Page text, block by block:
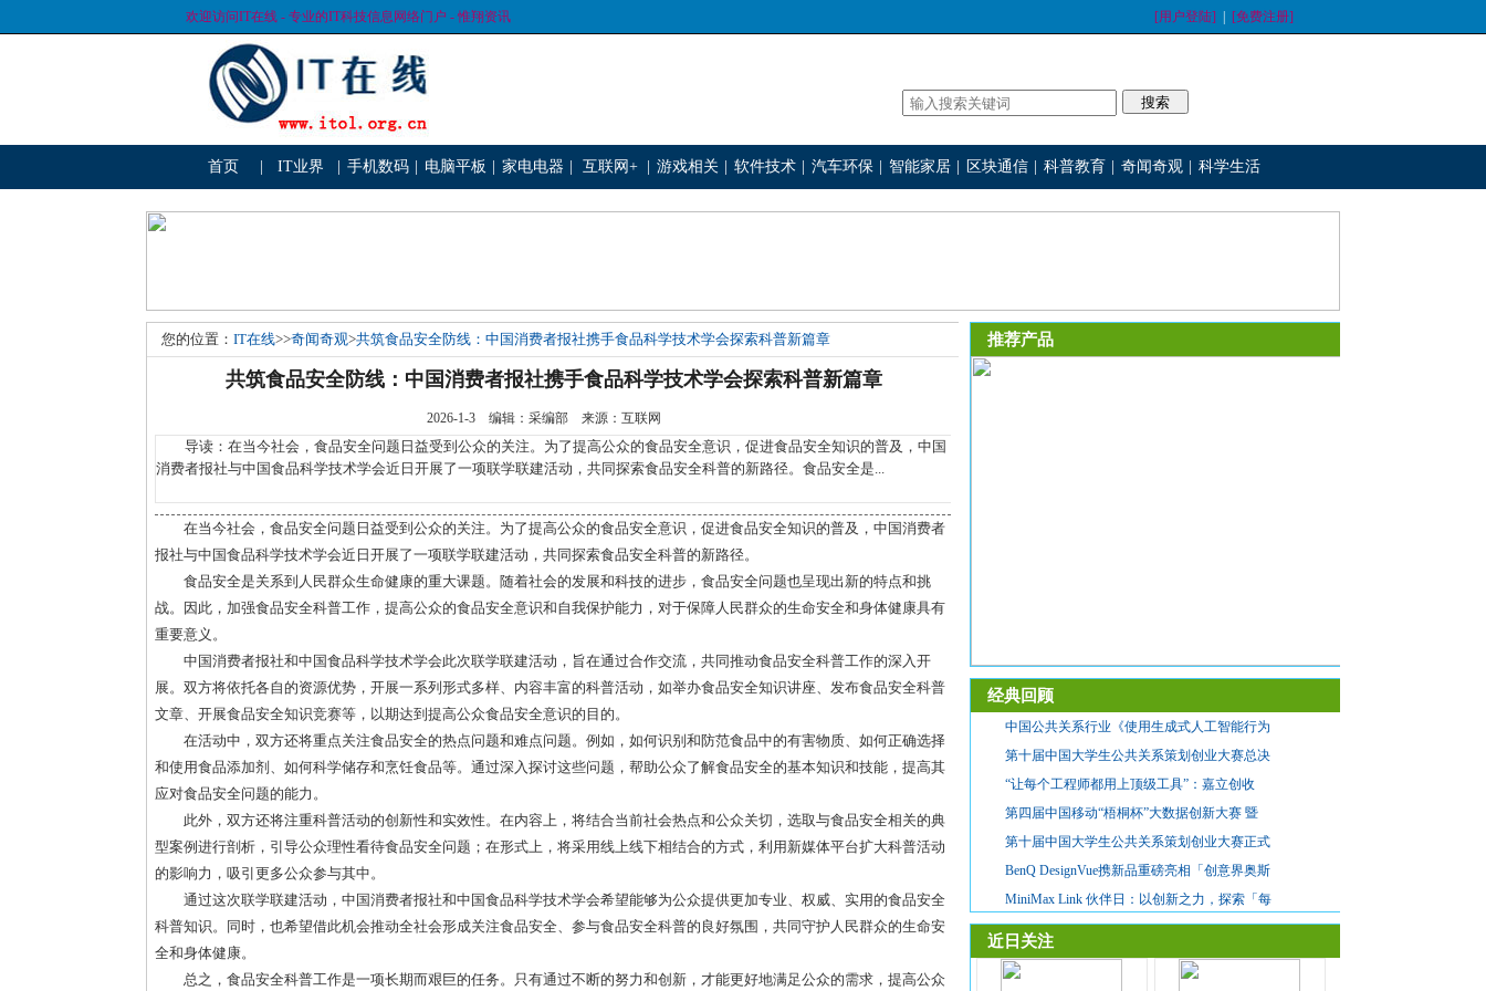
欢迎访问IT在线 - 专业的IT科技信息网络门户 - 惟翔资讯 [用户登陆] [免费注册]
首页 IT业界 手机数码 电脑平板 家电电器 互联网+ 游戏相关 软件技术 汽车环保 智能家居 区块通信 科普教育 奇闻奇观 科学生活
您的位置： IT在线>>奇闻奇观>共筑食品安全防线：中国消费者报社携手食品科学技术学会探索科普新篇章
共筑食品安全防线：中国消费者报社携手食品科学技术学会探索科普新篇章
2026-1-3 编辑：采编部 来源：互联网
导读：在当今社会，食品安全问题日益受到公众的关注。为了提高公众的食品安全意识，促进食品安全知识的普及，中国
消费者报社与中国食品科学技术学会近日开展了一项联学联建活动，共同探索食品安全科普的新路径。食品安全是...
在当今社会，食品安全问题日益受到公众的关注。为了提高公众的食品安全意识，促进食品安全知识的普及，中国消费者
报社与中国食品科学技术学会近日开展了一项联学联建活动，共同探索食品安全科普的新路径。
食品安全是关系到人民群众生命健康的重大课题。随着社会的发展和科技的进步，食品安全问题也呈现出新的特点和挑
战。因此，加强食品安全科普工作，提高公众的食品安全意识和自我保护能力，对于保障人民群众的生命安全和身体健康具有
重要意义。
中国消费者报社和中国食品科学技术学会此次联学联建活动，旨在通过合作交流，共同推动食品安全科普工作的深入开
展。双方将依托各自的资源优势，开展一系列形式多样、内容丰富的科普活动，如举办食品安全知识讲座、发布食品安全科普
文章、开展食品安全知识竞赛等，以期达到提高公众食品安全意识的目的。
在活动中，双方还将重点关注食品安全的热点问题和难点问题。例如，如何识别和防范食品中的有害物质、如何正确选择
和使用食品添加剂、如何科学储存和烹饪食品等。通过深入探讨这些问题，帮助公众了解食品安全的基本知识和技能，提高其
应对食品安全问题的能力。
此外，双方还将注重科普活动的创新性和实效性。在内容上，将结合当前社会热点和公众关切，选取与食品安全相关的典
型案例进行剖析，引导公众理性看待食品安全问题；在形式上，将采用线上线下相结合的方式，利用新媒体平台扩大科普活动
的影响力，吸引更多公众参与其中。
通过这次联学联建活动，中国消费者报社和中国食品科学技术学会希望能够为公众提供更加专业、权威、实用的食品安全
科普知识。同时，也希望借此机会推动全社会形成关注食品安全、参与食品安全科普的良好氛围，共同守护人民群众的生命安
全和身体健康。
总之，食品安全科普工作是一项长期而艰巨的任务。只有通过不断的努力和创新，才能更好地满足公众的需求，提高公众
推荐产品
经典回顾
中国公共关系行业《使用生成式人工智能行为
第十届中国大学生公共关系策划创业大赛总决
“让每个工程师都用上顶级工具”：嘉立创收
第四届中国移动“梧桐杯”大数据创新大赛 暨
第十届中国大学生公共关系策划创业大赛正式
BenQ DesignVue携新品重磅亮相「创意界奥斯
MiniMax Link 伙伴日：以创新之力，探索「每
近日关注